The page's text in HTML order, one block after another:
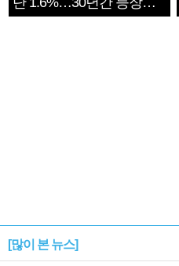
1182개팀 전수조사
[많이 본 뉴스]